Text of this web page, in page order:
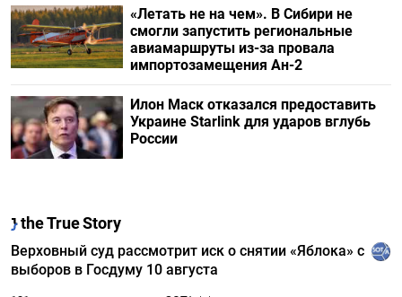
«Летать не на чем». В Сибири не
смогли запустить региональные
авиамаршруты из-за провала
импортозамещения Ан-2
Илон Маск отказался предоставить
Украине Starlink для ударов вглубь
России